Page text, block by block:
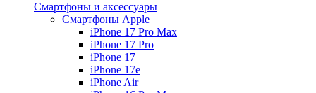
Смартфоны и аксессуары
Смартфоны Apple
iPhone 17 Pro Max
iPhone 17 Pro
iPhone 17
iPhone 17e
iPhone Air